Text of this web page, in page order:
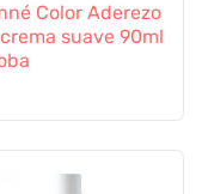
Color Aderezo
suave 90ml